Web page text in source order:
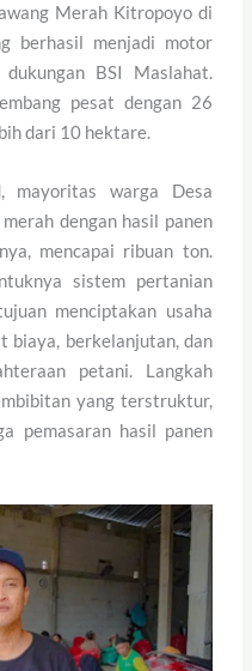
Merah Kitropoyo di
berhasil menjadi motor
BSI Maslahat.
pesat dengan 26
dari 10 hektare.
mayoritas warga Desa
dengan hasil panen
mencapai ribuan ton.
sistem pertanian
menciptakan usaha
biaya, berkelanjutan, dan
petani. Langkah
yang terstruktur,
pemasaran hasil panen